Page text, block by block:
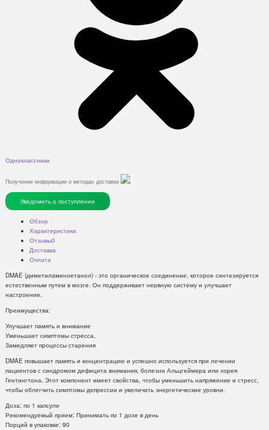
Одноклассники
Получение информации о методах доставки
Уведомить о поступлении
Обзор
Характеристики
Отзывы0
Доставка
Оплата
DMAE (диметиламиноетанол) - это органическое соединение, которое синтезируется
естественным путем в мозге. Он поддерживает нервную систему и улучшает
настроение.
Преимущества:
Улучшает память и внимание
Уменьшает симптомы стресса,
Замедляет процессы старения
DMAE повышает память и концентрацию и успешно используется при лечении
пациентов с синдромом дефицита внимания, болезни Альцгеймера или хорея
Гентингтона. Этот компонент имеет свойства, чтобы уменьшить напряжение и стресс,
чтобы облегчить симптомы депрессии и увеличить энергетические уровни.
Доза: по 1 капсуле
Рекомендуемый прием: Принимать по 1 дозе в день
Порций в упаковке: 90